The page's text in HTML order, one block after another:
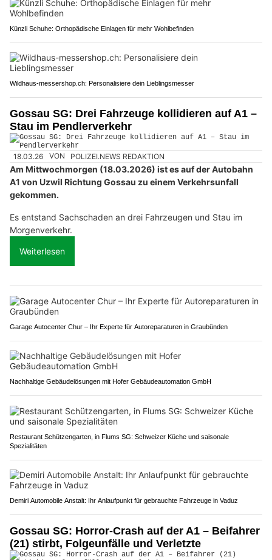
Künzli Schuhe: Orthopädische Einlagen für mehr Wohlbefinden
Wildhaus-messershop.ch: Personalisiere dein Lieblingsmesser
Gossau SG: Drei Fahrzeuge kollidieren auf A1 –
Stau im Pendlerverkehr
18.03.26 VON POLIZEI.NEWS REDAKTION
Am Mittwochmorgen (18.03.2026) ist es auf der Autobahn
A1 von Uzwil Richtung Gossau zu einem Verkehrsunfall
gekommen.
Es entstand Sachschaden an drei Fahrzeugen und Stau im
Morgenverkehr.
Weiterlesen
Garage Autocenter Chur – Ihr Experte für Autoreparaturen in Graubünden
Nachhaltige Gebäudelösungen mit Hofer Gebäudeautomation GmbH
Restaurant Schützengarten, in Flums SG: Schweizer Küche und saisonale
Spezialitäten
Demiri Automobile Anstalt: Ihr Anlaufpunkt für gebrauchte Fahrzeuge in Vaduz
Gossau SG: Horror-Crash auf der A1 – Beifahrer
(21) stirbt, Folgeunfälle und Verletzte